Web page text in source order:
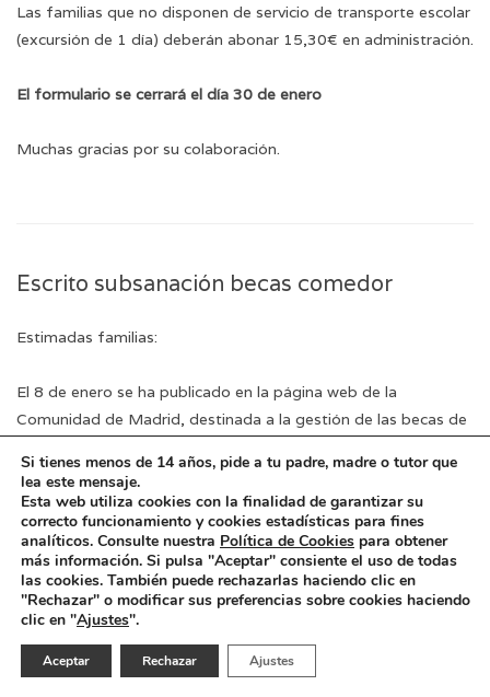
Las familias que no disponen de servicio de transporte escolar
(excursión de 1 día) deberán abonar 15,30€ en administración.
El formulario se cerrará el día 30 de enero
Muchas gracias por su colaboración.
Escrito subsanación becas comedor
Estimadas familias:
El 8 de enero se ha publicado en la página web de la
Comunidad de Madrid, destinada a la gestión de las becas de
solicitudes presentadas y excluidas del NUEVO PLAZO DE
PRESENTACIÓN DE SOLICITUDES de la beca de comedor
escolar correspondiente al curso 2025-2026. A continuación,
os insertamos el enlace a esta web donde los interesados
podrán conocer el estado de su solicitud:
Si tienes menos de 14 años, pide a tu padre, madre o tutor que
lea este mensaje.
Esta web utiliza cookies con la finalidad de garantizar su
correcto funcionamiento y cookies estadísticas para fines
analíticos. Consulte nuestra Política de Cookies para obtener
más información. Si pulsa "Aceptar" consiente el uso de todas
las cookies. También puede rechazarlas haciendo clic en
"Rechazar" o modificar sus preferencias sobre cookies haciendo
clic en "Ajustes".
Aceptar Rechazar Ajustes